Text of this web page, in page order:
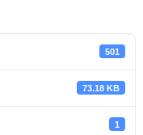
501
73.18 KB
1